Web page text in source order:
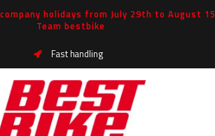
holidays from July 29th to August
Team bestbike
Fast handling